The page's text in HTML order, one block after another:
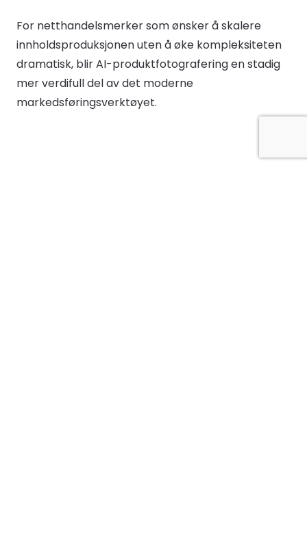
For netthandelsmerker som ønsker å skalere
innholdsproduksjonen uten å øke kompleksiteten
dramatisk, blir AI-produktfotografering en stadig
mer verdifull del av det moderne
markedsføringsverktøyet.